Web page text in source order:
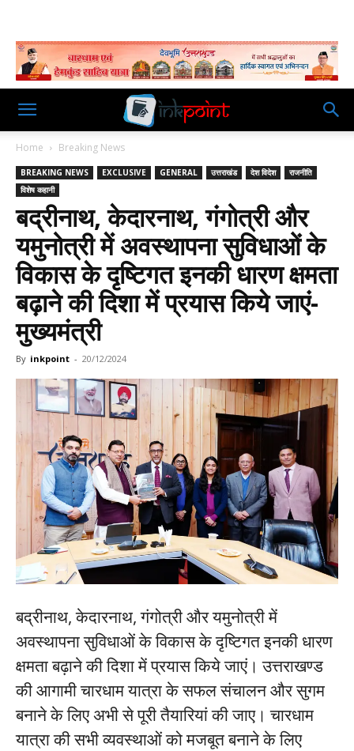
Home Breaking News
BREAKING NEWS EXCLUSIVE GENERAL उत्तराखंड देश विदेश
राजनीति
विशेष कहानी
बद्रीनाथ, केदारनाथ, गंगोत्री और
यमुनोत्री में अवस्थापना सुविधाओं के
विकास के दृष्टिगत इनकी धारण क्षमता
बढ़ाने की दिशा में प्रयास किये जाएं-
मुख्यमंत्री
By inkpoint - 20/12/2024
बद्रीनाथ, केदारनाथ, गंगोत्री और यमुनोत्री में
अवस्थापना सुविधाओं के विकास के दृष्टिगत इनकी धारण
क्षमता बढ़ाने की दिशा में प्रयास किये जाएं। उत्तराखण्ड
की आगामी चारधाम यात्रा के सफल संचालन और सुगम
बनाने के लिए अभी से पूरी तैयारियां की जाए। चारधाम
यात्रा की सभी व्यवस्थाओं को मजबूत बनाने के लिए